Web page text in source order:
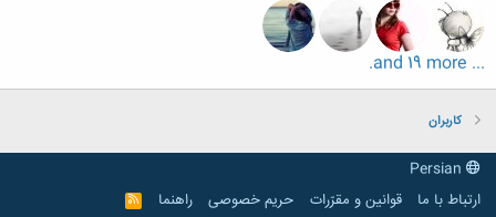
... and 19 more.
کاربران
ارتباط با ما
قوانین و مقرّرات حریم خصوصی راهنما
R